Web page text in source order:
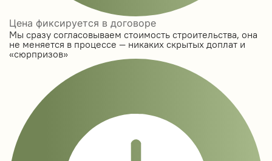
Цена фиксируется в договоре
Мы сразу согласовываем стоимость строительства, она
не меняется в процессе — никаких скрытых доплат и
«сюрпризов»